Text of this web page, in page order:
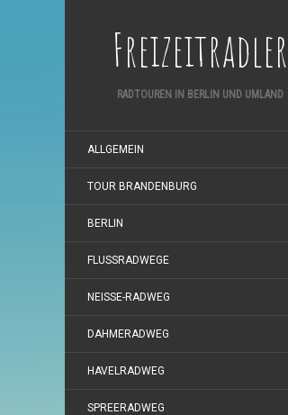
Freizeitradler
RADTOUREN IN BERLIN UND UMLAND
ALLGEMEIN
TOUR BRANDENBURG
BERLIN
FLUSSRADWEGE
NEISSE-RADWEG
DAHMERADWEG
HAVELRADWEG
SPREERADWEG